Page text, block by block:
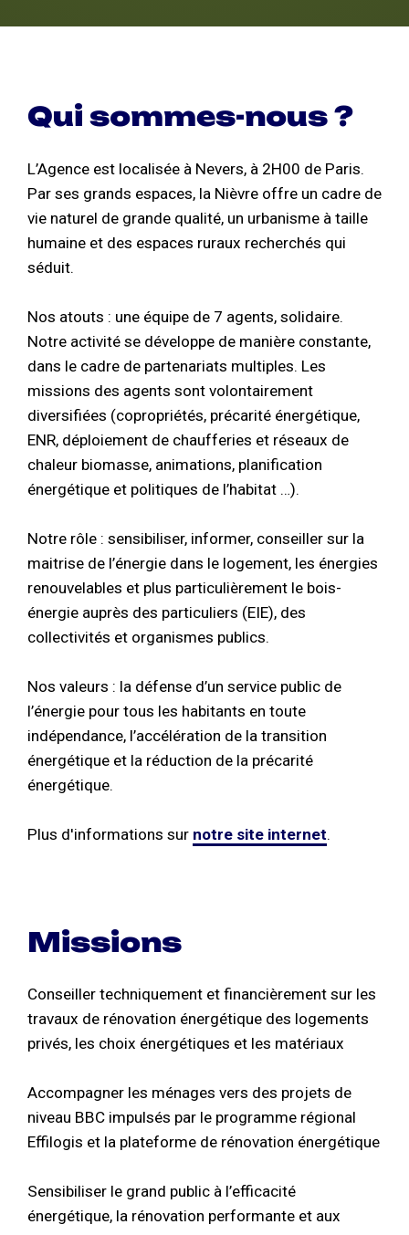
Qui sommes-nous ?
L’Agence est localisée à Nevers, à 2H00 de Paris.
Par ses grands espaces, la Nièvre offre un cadre de
vie naturel de grande qualité, un urbanisme à taille
humaine et des espaces ruraux recherchés qui
séduit.
Nos atouts : une équipe de 7 agents, solidaire.
Notre activité se développe de manière constante,
dans le cadre de partenariats multiples. Les
missions des agents sont volontairement
diversifiées (copropriétés, précarité énergétique,
ENR, déploiement de chaufferies et réseaux de
chaleur biomasse, animations, planification
énergétique et politiques de l’habitat …).
Notre rôle : sensibiliser, informer, conseiller sur la
maitrise de l’énergie dans le logement, les énergies
renouvelables et plus particulièrement le bois-
énergie auprès des particuliers (EIE), des
collectivités et organismes publics.
Nos valeurs : la défense d’un service public de
l’énergie pour tous les habitants en toute
indépendance, l’accélération de la transition
énergétique et la réduction de la précarité
énergétique.
Plus d'informations sur notre site internet.
Missions
Conseiller techniquement et financièrement sur les
travaux de rénovation énergétique des logements
privés, les choix énergétiques et les matériaux
Accompagner les ménages vers des projets de
niveau BBC impulsés par le programme régional
Effilogis et la plateforme de rénovation énergétique
Sensibiliser le grand public à l’efficacité
énergétique, la rénovation performante et aux